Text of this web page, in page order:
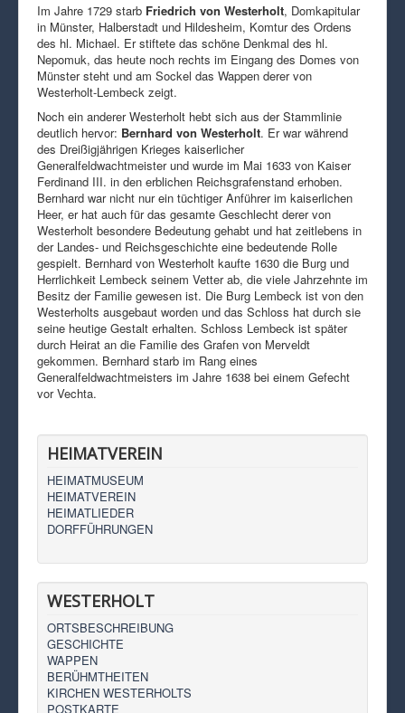
Im Jahre 1729 starb Friedrich von Westerholt, Domkapitular
in Münster, Halberstadt und Hildesheim, Komtur des Ordens
des hl. Michael. Er stiftete das schöne Denkmal des hl.
Nepomuk, das heute noch rechts im Eingang des Domes von
Münster steht und am Sockel das Wappen derer von
Westerholt-Lembeck zeigt.
Noch ein anderer Westerholt hebt sich aus der Stammlinie
deutlich hervor: Bernhard von Westerholt. Er war während
des Dreißigjährigen Krieges kaiserlicher
Generalfeldwachtmeister und wurde im Mai 1633 von Kaiser
Ferdinand III. in den erblichen Reichsgrafenstand erhoben.
Bernhard war nicht nur ein tüchtiger Anführer im kaiserlichen
Heer, er hat auch für das gesamte Geschlecht derer von
Westerholt besondere Bedeutung gehabt und hat zeitlebens in
der Landes- und Reichsgeschichte eine bedeutende Rolle
gespielt. Bernhard von Westerholt kaufte 1630 die Burg und
Herrlichkeit Lembeck seinem Vetter ab, die viele Jahrzehnte im
Besitz der Familie gewesen ist. Die Burg Lembeck ist von den
Westerholts ausgebaut worden und das Schloss hat durch sie
seine heutige Gestalt erhalten. Schloss Lembeck ist später
durch Heirat an die Familie des Grafen von Merveldt
gekommen. Bernhard starb im Rang eines
Generalfeldwachtmeisters im Jahre 1638 bei einem Gefecht
vor Vechta.
HEIMATVEREIN
HEIMATMUSEUM
HEIMATVEREIN
HEIMATLIEDER
DORFFÜHRUNGEN
WESTERHOLT
ORTSBESCHREIBUNG
GESCHICHTE
WAPPEN
BERÜHMTHEITEN
KIRCHEN WESTERHOLTS
POSTKARTE